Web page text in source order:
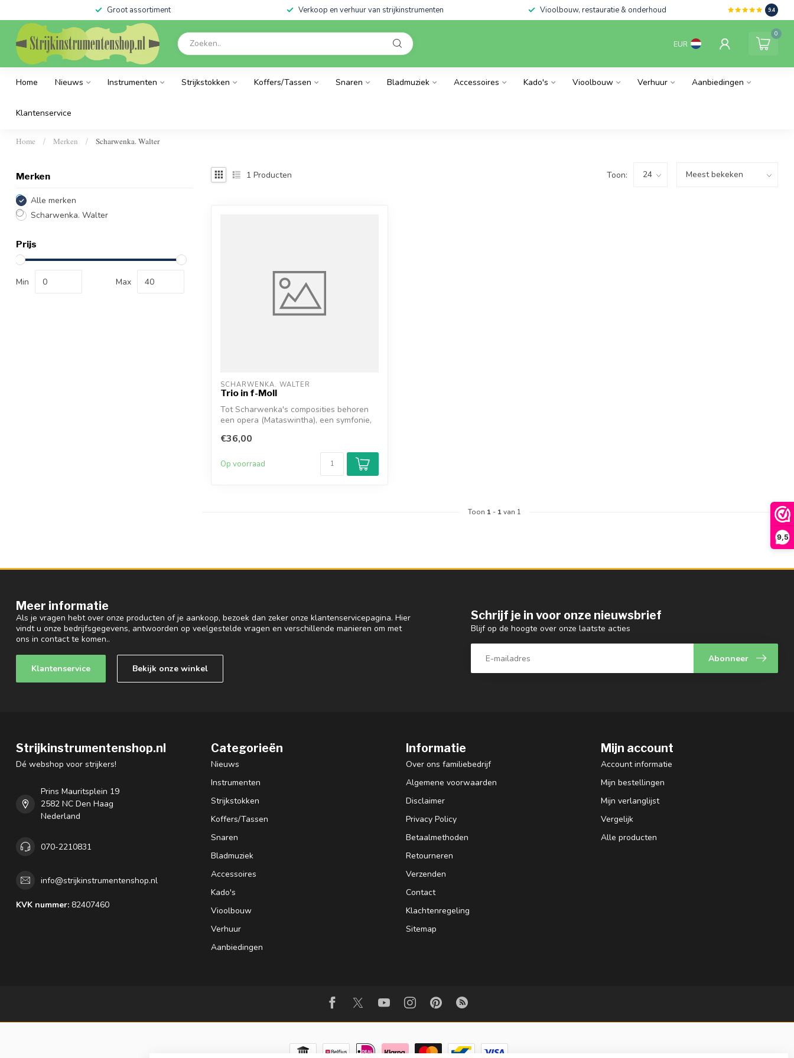
9,5
Groot assortiment Verkoop en verhuur van strijkinstrumenten Vioolbouw, restauratie & onderhoud 9.4
EUR
0
Home Nieuws Instrumenten Strijkstokken Koffers/Tassen Snaren Bladmuziek Accessoires Kado's Vioolbouw Verhuur Aanbiedingen
Klantenservice
Home / Merken / Scharwenka. Walter
Merken
Alle merken
Scharwenka. Walter
Prijs
Min Max
1 Producten Toon:
SCHARWENKA. WALTER
Trio in f-Moll
Tot Scharwenka's composities behoren
een opera (Mataswintha), een symfonie,
€36,00
Op voorraad
Toon 1 - 1van 1
Meer informatie
Als je vragen hebt over onze producten of je aankoop, bezoek dan zeker onze klantenservicepagina. Hier
vindt u onze bedrijfsgegevens, antwoorden op veelgestelde vragen en verschillende manieren om met
ons in contact te komen..
Klantenservice Bekijk onze winkel
Schrijf je in voor onze nieuwsbrief
Blijf op de hoogte over onze laatste acties
Abonneer
Strijkinstrumentenshop.nl
Dé webshop voor strijkers!
Prins Mauritsplein 19
2582 NC Den Haag
Nederland
070-2210831
info@strijkinstrumentenshop.nl
KVK nummer: 82407460
Categorieën
Nieuws
Instrumenten
Strijkstokken
Koffers/Tassen
Snaren
Bladmuziek
Accessoires
Kado's
Vioolbouw
Verhuur
Aanbiedingen
Informatie
Over ons familiebedrijf
Algemene voorwaarden
Disclaimer
Privacy Policy
Betaalmethoden
Retourneren
Verzenden
Contact
Klachtenregeling
Sitemap
Mijn account
Account informatie
Mijn bestellingen
Mijn verlanglijst
Vergelijk
Alle producten